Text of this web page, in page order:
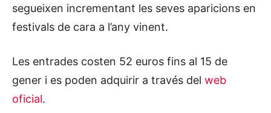
segueixen incrementant les seves aparicions en
festivals de cara a l’any vinent.
Les entrades costen 52 euros fins al 15 de
gener i es poden adquirir a través del web
oficial.